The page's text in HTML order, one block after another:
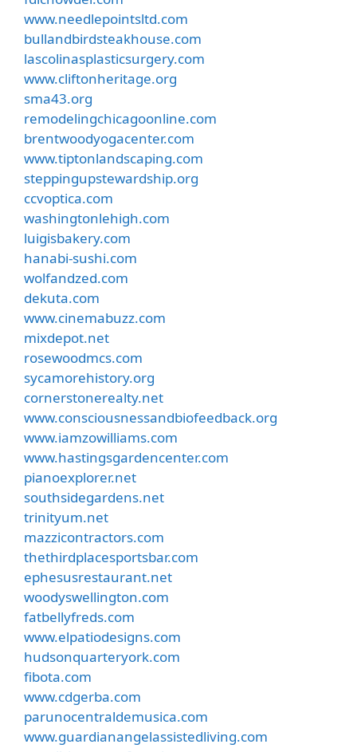
www.needlepointsltd.com
bullandbirdsteakhouse.com
lascolinasplasticsurgery.com
www.cliftonheritage.org
sma43.org
remodelingchicagoonline.com
brentwoodyogacenter.com
www.tiptonlandscaping.com
steppingupstewardship.org
ccvoptica.com
washingtonlehigh.com
luigisbakery.com
hanabi-sushi.com
wolfandzed.com
dekuta.com
www.cinemabuzz.com
mixdepot.net
rosewoodmcs.com
sycamorehistory.org
cornerstonerealty.net
www.consciousnessandbiofeedback.org
www.iamzowilliams.com
www.hastingsgardencenter.com
pianoexplorer.net
southsidegardens.net
trinityum.net
mazzicontractors.com
thethirdplacesportsbar.com
ephesusrestaurant.net
woodyswellington.com
fatbellyfreds.com
www.elpatiodesigns.com
hudsonquarteryork.com
fibota.com
www.cdgerba.com
parunocentraldemusica.com
www.guardianangelassistedliving.com